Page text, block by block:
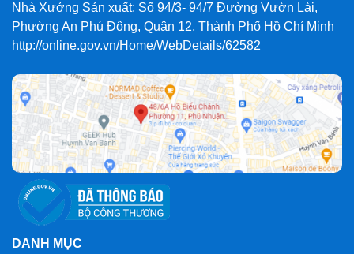
Nhà Xưởng Sản xuất: Số 94/3- 94/7 Đường Vườn Lài,
Phường An Phú Đông, Quận 12, Thành Phố Hồ Chí Minh
http://online.gov.vn/Home/WebDetails/62582
DANH MỤC